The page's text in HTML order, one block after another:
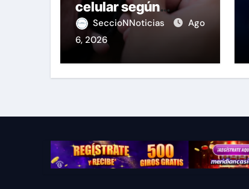
celular según
OSIPTEL
SeccioNNoticias
Ago
6, 2026